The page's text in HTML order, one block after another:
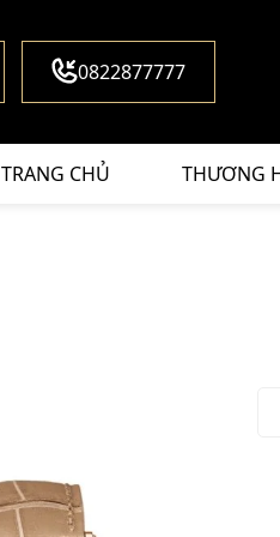
0822877777
TRANG CHỦ THƯƠNG